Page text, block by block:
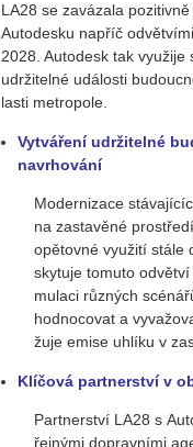
LA28 se za­vá­za­la
Au­to­de­s­ku na­příč
2028. Au­to­de­sk tak
udr­ži­tel­né udá­los­ti
las­ti me­t­ro­po­le.
Vytváření udržitelné
navrhování
Mo­der­ni­za­ce
na za­sta­vě­né
opě­tov­né vy­u­ži­tí stále
sky­tu­je to­mu­to
mu­la­ci růz­ných
hod­no­co­vat a
žu­je emise uh­lí­ku v
Klíčová partnerství v
Part­ner­ství LA28 s
řej­ný­mi do­prav­ní­mi